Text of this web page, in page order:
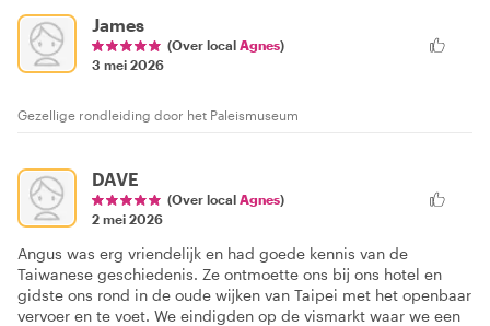
James
(Over local Agnes)
3 mei 2026
Gezellige rondleiding door het Paleismuseum
DAVE
(Over local Agnes)
2 mei 2026
Angus was erg vriendelijk en had goede kennis van de
Taiwanese geschiedenis. Ze ontmoette ons bij ons hotel en
gidste ons rond in de oude wijken van Taipei met het openbaar
vervoer en te voet. We eindigden op de vismarkt waar we een